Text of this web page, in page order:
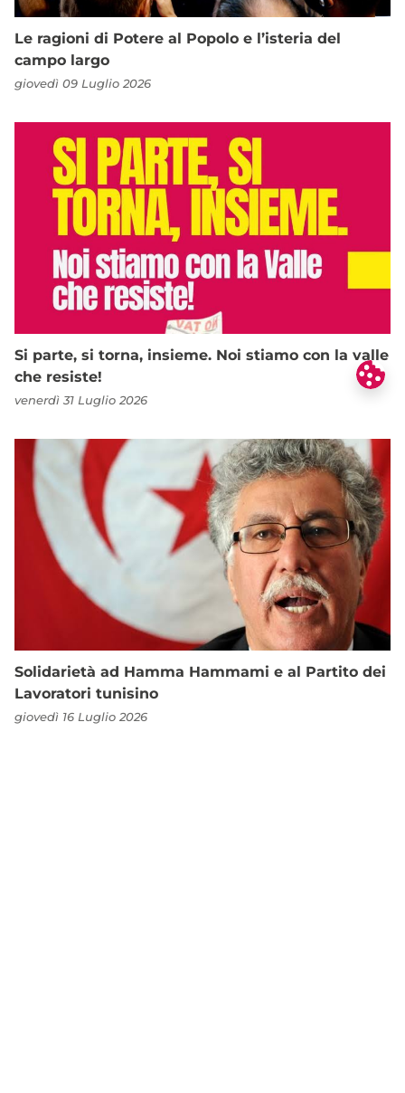
Le ragioni di Potere al Popolo e l’isteria del
campo largo
giovedì 09 Luglio 2026
Si parte, si torna, insieme. Noi stiamo con la valle
che resiste!
venerdì 31 Luglio 2026
Solidarietà ad Hamma Hammami e al Partito dei
Lavoratori tunisino
giovedì 16 Luglio 2026